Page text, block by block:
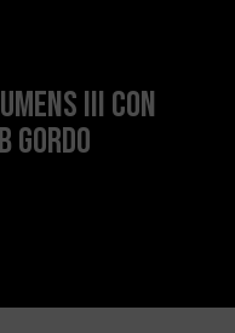
III con
Gordo